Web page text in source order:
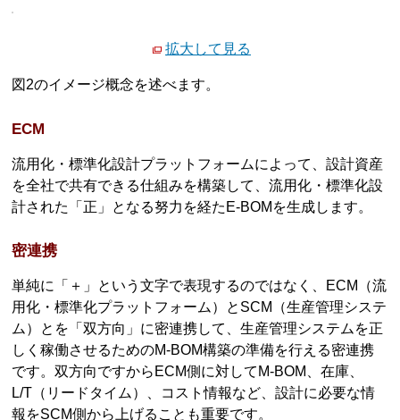
拡大して見る
図2のイメージ概念を述べます。
ECM
流用化・標準化設計プラットフォームによって、設計資産
を全社で共有できる仕組みを構築して、流用化・標準化設
計された「正」となる努力を経たE-BOMを生成します。
密連携
単純に「＋」という文字で表現するのではなく、ECM（流
用化・標準化プラットフォーム）とSCM（生産管理システ
ム）とを「双方向」に密連携して、生産管理システムを正
しく稼働させるためのM-BOM構築の準備を行える密連携
です。双方向ですからECM側に対してM-BOM、在庫、
L/T（リードタイム）、コスト情報など、設計に必要な情
報をSCM側から上げることも重要です。